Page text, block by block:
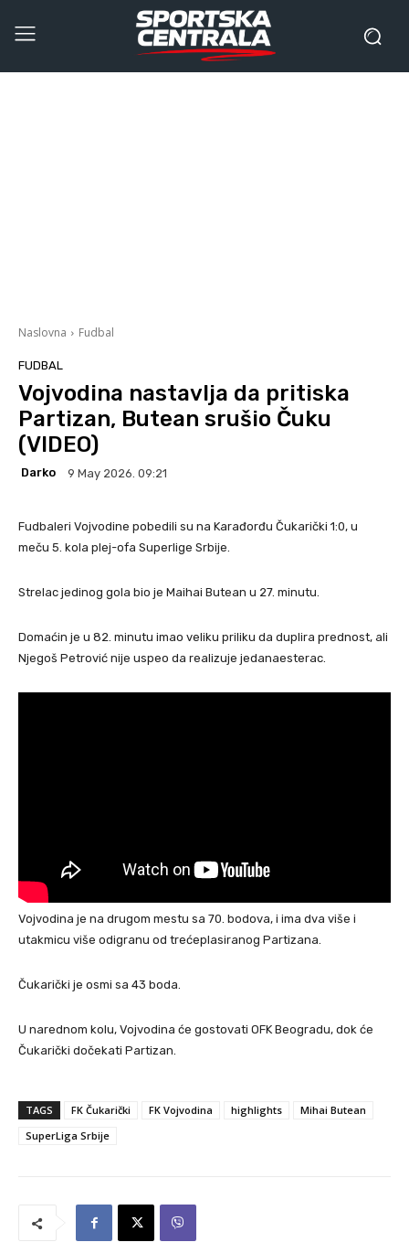
Naslovna Fudbal
FUDBAL
Vojvodina nastavlja da pritiska
Partizan, Butean srušio Čuku
(VIDEO)
Darko 9 May 2026. 09:21
Fudbaleri Vojvodine pobedili su na Karađorđu Čukarički 1:0, u
meču 5. kola plej-ofa Superlige Srbije.
Strelac jedinog gola bio je Maihai Butean u 27. minutu.
Domaćin je u 82. minutu imao veliku priliku da duplira prednost, ali
Njegoš Petrović nije uspeo da realizuje jedanaesterac.
Vojvodina je na drugom mestu sa 70. bodova, i ima dva više i
utakmicu više odigranu od trećeplasiranog Partizana.
Čukarički je osmi sa 43 boda.
U narednom kolu, Vojvodina će gostovati OFK Beogradu, dok će
Čukarički dočekati Partizan.
TAGS FK Čukarički FK Vojvodina highlights
Mihai Butean
SuperLiga Srbije